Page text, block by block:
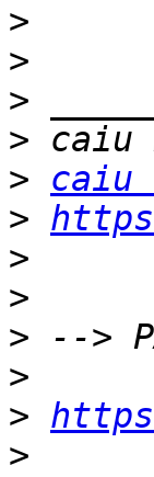
>
>
>
>
>
caiu
>
>
>
>
>
>
>